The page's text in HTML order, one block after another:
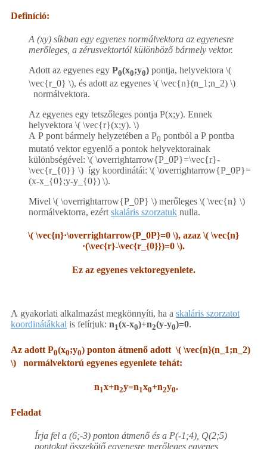
Definíció:
A (xy) síkban egy egyenes normálvektora az egyenesre
merőleges, a zérusvektortól különböző bármely vektor.
Adott az egyenes egy P0(x0;y0) pontja, helyvektora ​ \(
\vec{r_0} \)​, és adott az egyenes ​ \( \vec{n}(n_1;n_2) \)
normálvektora.
Az egyenes egy tetszőleges pontja P(x;y). Ennek
helyvektora ​ \( \vec{r}(x;y). \)
A P pont bármely helyzetében a P0 pontból a P pontba
mutató vektor egyenlő a pontok helyvektorainak
különbségével: ​ \( \overrightarrow{P_0P}=\vec{r}-
\vec{r_{0}} \) ​ így koordinátái: ​ \( \overrightarrow{P_0P}=
(x-x_{0};y-y_{0}) \).
Mivel ​ \( \overrightarrow{P_0P} \) ​ merőleges ​ \( \vec{n} \)
normálvektorra, ezért skaláris szorzatuk nulla.
\( \vec{n}·\overrightarrow{P_0P}=0 \)​, azaz ​ \( \vec{n}
·(\vec{r}-\vec{r_{0}})=0 \)​.
Ez az egyenes vektoregyenlete.
A gyakorlati alkalmazást megkönnyíti, ha a skaláris szorzatot
koordinátákkal is felírjuk: n1(x-x0)+n2(y-y0)=0.
Az adott P0(x0;y0) ponton átmenő adott ​ \( \vec{n}(n_1;n_2)
\) ​ normálvektorú egyenes egyenlete tehát:
n1x+n2y=n1x0+n2y0.
Feladat
Írja fel a (6;-3) ponton átmenő és a P(-1;4), Q(2;5)
pontokat összekötő egyenesre merőleges egyenes